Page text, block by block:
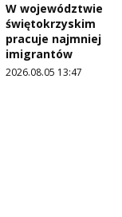
W województwie
świętokrzyskim
pracuje najmniej
imigrantów
2026.08.05 13:47